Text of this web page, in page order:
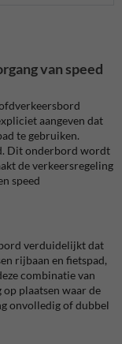
van speed
aangeven dat
te gebruiken.
Dit onderbord wordt
de verkeersregeling
speed
verduidelijkt dat
rijbaan en fietspad,
combinatie van
plaatsen waar de
onvolledig of dubbel